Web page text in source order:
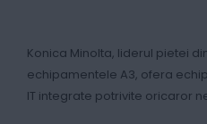
Konica Minolta, liderul pietei
echipamentele A3, ofera
IT integrate potrivite oricaror